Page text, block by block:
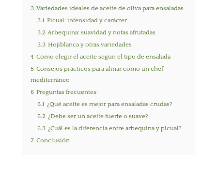
3 Variedades ideales de aceite de oliva para ensaladas
3.1 Picual: intensidad y carácter
3.2 Arbequina: suavidad y notas afrutadas
3.3 Hojiblanca y otras variedades
4 Cómo elegir el aceite según el tipo de ensalada
5 Consejos prácticos para aliñar como un chef
mediterráneo
6 Preguntas frecuentes:
6.1 ¿Qué aceite es mejor para ensaladas crudas?
6.2 ¿Debe ser un aceite fuerte o suave?
6.3 ¿Cuál es la diferencia entre arbequina y picual?
7 Conclusión